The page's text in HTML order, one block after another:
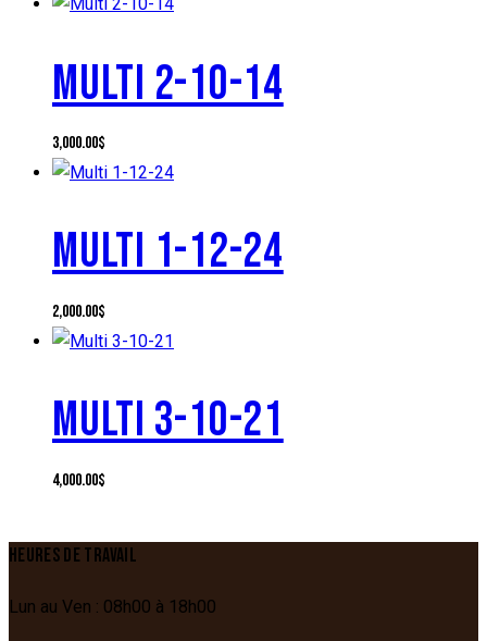
MULTI 2-10-14
3,000.00$
MULTI 1-12-24
2,000.00$
MULTI 3-10-21
4,000.00$
HEURES DE TRAVAIL
Lun au Ven : 08h00 à 18h00